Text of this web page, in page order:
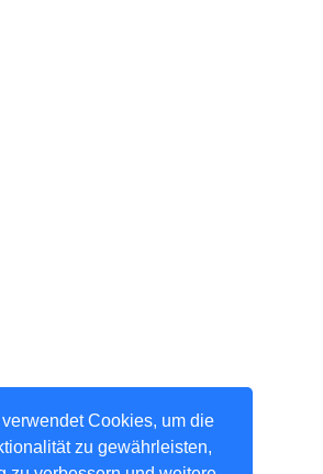
Cookies, um die
zu gewährleisten,